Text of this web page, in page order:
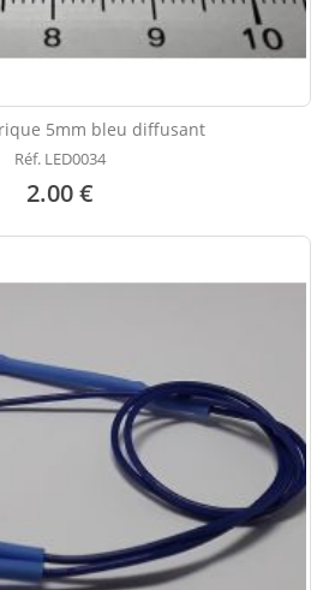
5mm bleu diffusant
Réf. LED0034
2.00 €